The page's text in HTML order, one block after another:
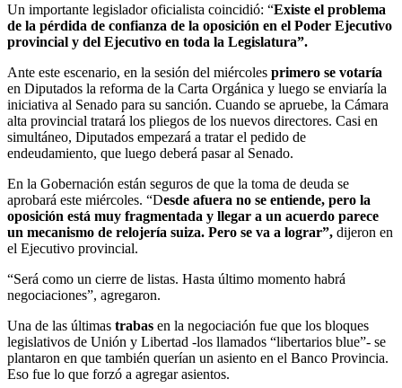
Un importante legislador oficialista coincidió: “Existe el problema
de la pérdida de confianza de la oposición en el Poder Ejecutivo
provincial y del Ejecutivo en toda la Legislatura”.
Ante este escenario, en la sesión del miércoles primero se votaría
en Diputados la reforma de la Carta Orgánica y luego se enviaría la
iniciativa al Senado para su sanción. Cuando se apruebe, la Cámara
alta provincial tratará los pliegos de los nuevos directores. Casi en
simultáneo, Diputados empezará a tratar el pedido de
endeudamiento, que luego deberá pasar al Senado.
En la Gobernación están seguros de que la toma de deuda se
aprobará este miércoles. “Desde afuera no se entiende, pero la
oposición está muy fragmentada y llegar a un acuerdo parece
un mecanismo de relojería suiza. Pero se va a lograr”, dijeron en
el Ejecutivo provincial.
“Será como un cierre de listas. Hasta último momento habrá
negociaciones”, agregaron.
Una de las últimas trabas en la negociación fue que los bloques
legislativos de Unión y Libertad -los llamados “libertarios blue”- se
plantaron en que también querían un asiento en el Banco Provincia.
Eso fue lo que forzó a agregar asientos.